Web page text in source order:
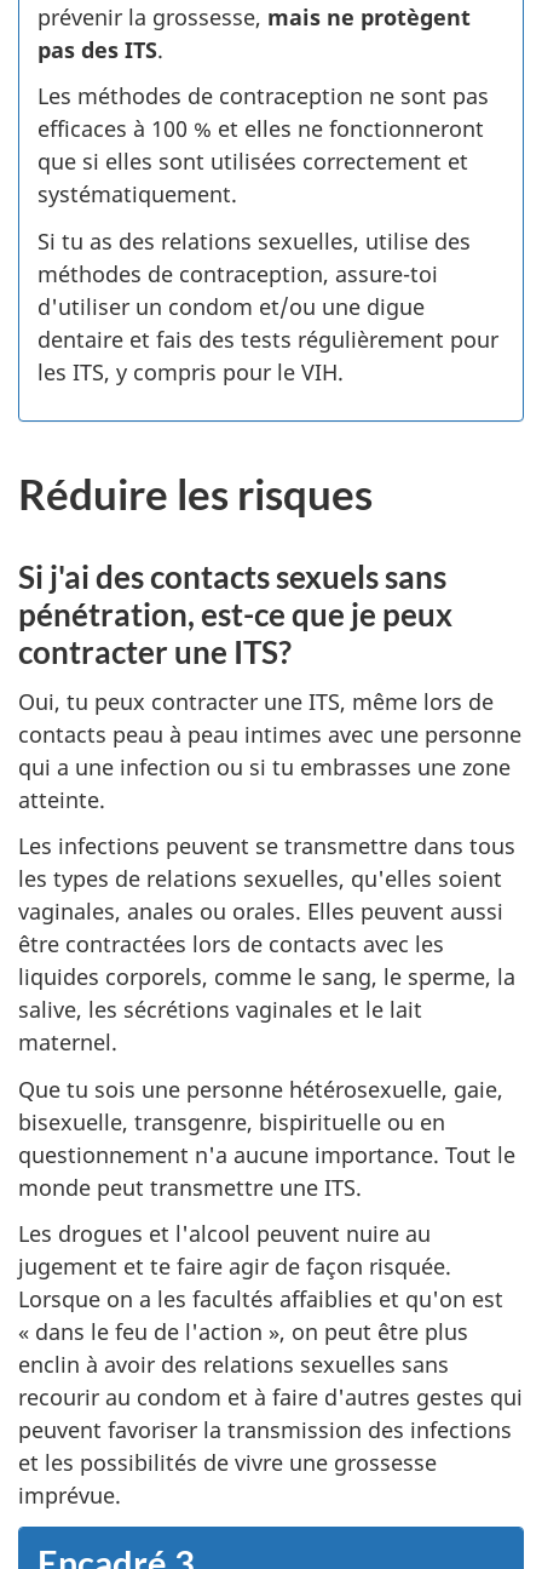
prévenir la grossesse, mais ne protègent
pas des ITS.
Les méthodes de contraception ne sont pas
efficaces à 100 % et elles ne fonctionneront
que si elles sont utilisées correctement et
systématiquement.
Si tu as des relations sexuelles, utilise des
méthodes de contraception, assure-toi
d'utiliser un condom et/ou une digue
dentaire et fais des tests régulièrement pour
les ITS, y compris pour le VIH.
Réduire les risques
Si j'ai des contacts sexuels sans
pénétration, est-ce que je peux
contracter une ITS?
Oui, tu peux contracter une ITS, même lors de
contacts peau à peau intimes avec une personne
qui a une infection ou si tu embrasses une zone
atteinte.
Les infections peuvent se transmettre dans tous
les types de relations sexuelles, qu'elles soient
vaginales, anales ou orales. Elles peuvent aussi
être contractées lors de contacts avec les
liquides corporels, comme le sang, le sperme, la
salive, les sécrétions vaginales et le lait
maternel.
Que tu sois une personne hétérosexuelle, gaie,
bisexuelle, transgenre, bispirituelle ou en
questionnement n'a aucune importance. Tout le
monde peut transmettre une ITS.
Les drogues et l'alcool peuvent nuire au
jugement et te faire agir de façon risquée.
Lorsque on a les facultés affaiblies et qu'on est
« dans le feu de l'action », on peut être plus
enclin à avoir des relations sexuelles sans
recourir au condom et à faire d'autres gestes qui
peuvent favoriser la transmission des infections
et les possibilités de vivre une grossesse
imprévue.